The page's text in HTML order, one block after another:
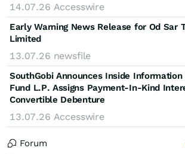
14.07.26 Accesswire
Early Warning News Release for Od Sar
Limited
13.07.26 newsfile
SouthGobi Announces Inside
Fund L.P. Assigns Payment-In-Kind
Convertible Debenture
13.07.26 Accesswire
Forum